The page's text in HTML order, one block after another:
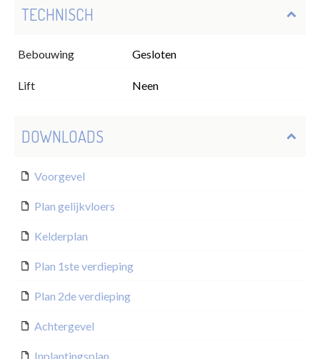
TECHNISCH
Bebouwing Gesloten
Lift Neen
DOWNLOADS
Voorgevel
Plan gelijkvloers
Kelderplan
Plan 1ste verdieping
Plan 2de verdieping
Achtergevel
Inplantingsplan